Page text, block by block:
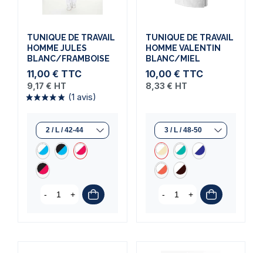
TUNIQUE DE TRAVAIL
HOMME JULES
BLANC/FRAMBOISE
11,00 € TTC
9,17 € HT
- +
TUNIQUE DE TRAVAIL
HOMME VALENTIN
BLANC/MIEL
10,00 € TTC
8,33 € HT
- +